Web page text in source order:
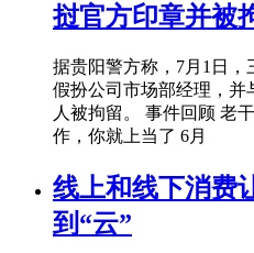
挝官方印章并被
据贵阳警方称，7月1日，
假扮公司市场部经理，并
人被拘留。 事件回顾 老
作，你就上当了 6月
线上和线下消费
到“云”